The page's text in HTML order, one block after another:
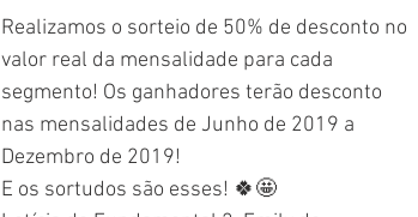
Realizamos o sorteio de 50% de desconto no
valor real da mensalidade para cada
segmento! Os ganhadores terão desconto
nas mensalidades de Junho de 2019 a
Dezembro de 2019!
E os sortudos são esses! 🍀🤩